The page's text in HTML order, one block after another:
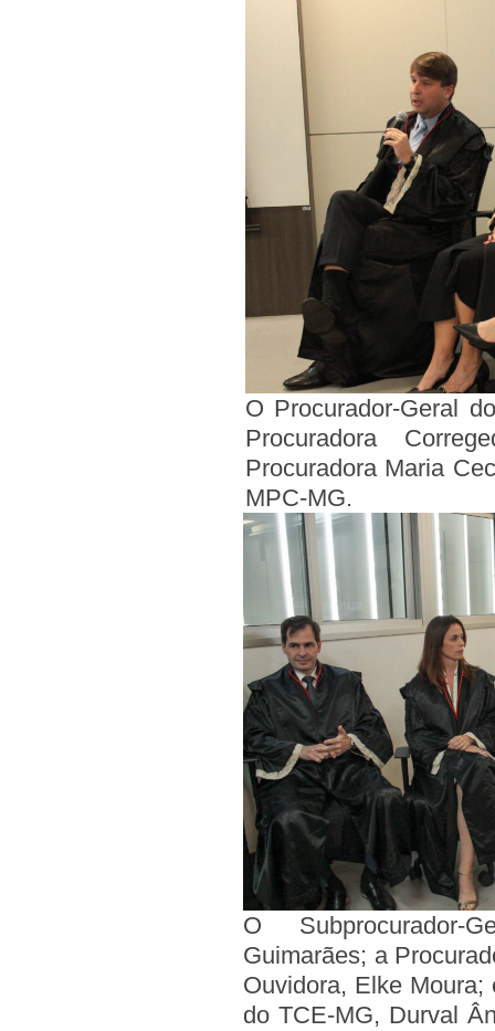
O Procurador-Geral
Procuradora
Procuradora Maria
MPC-MG.
O
Guimarães; a
Ouvidora, Elke
do TCE-MG, Durval